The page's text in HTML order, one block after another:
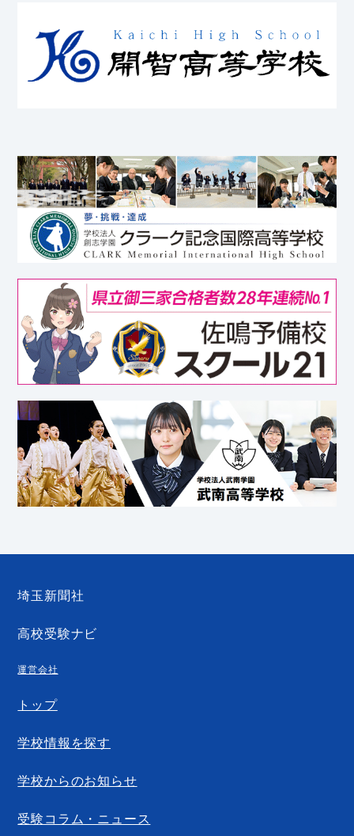
埼玉新聞社
高校受験ナビ
運営会社
トップ
学校情報を探す
学校からのお知らせ
受験コラム・ニュース